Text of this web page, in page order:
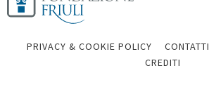
PRIVACY & COOKIE POLICY CONTATTI
CREDITI